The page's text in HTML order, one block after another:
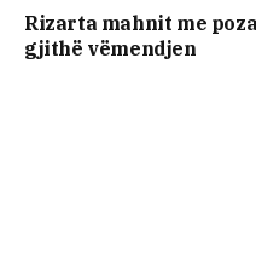
Rizarta mahnit me
gjithë vëmendjen